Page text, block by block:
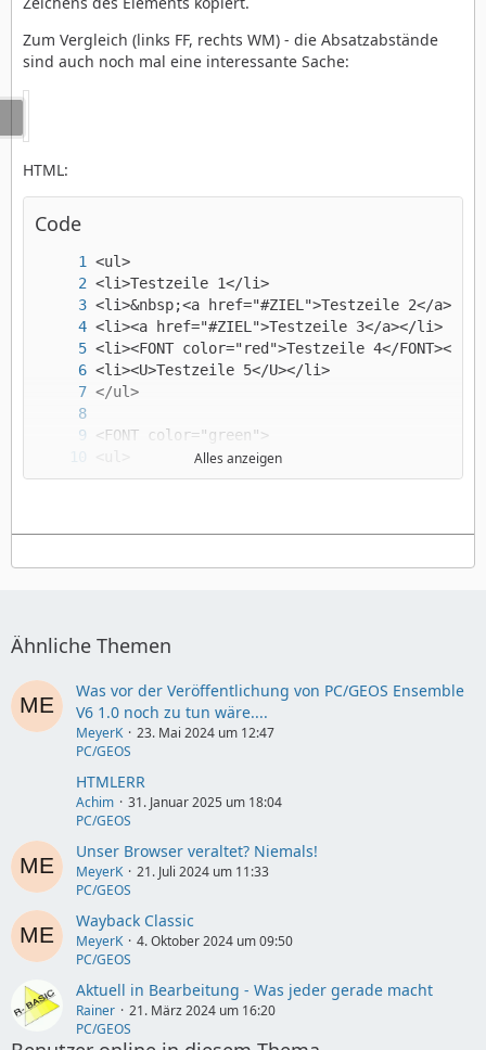
Zum Vergleich (links FF, rechts WM) - die Absatzabstände
sind auch noch mal eine interessante Sache:
HTML:
Code
Alles anzeigen
Ähnliche Themen
Was vor der Veröffentlichung von PC/GEOS Ensemble
V6 1.0 noch zu tun wäre....
MeyerK
23. Mai 2024 um 12:47
PC/GEOS
HTMLERR
Achim
31. Januar 2025 um 18:04
PC/GEOS
Unser Browser veraltet? Niemals!
MeyerK
21. Juli 2024 um 11:33
PC/GEOS
Wayback Classic
MeyerK
4. Oktober 2024 um 09:50
PC/GEOS
Aktuell in Bearbeitung - Was jeder gerade macht
Rainer
21. März 2024 um 16:20
PC/GEOS